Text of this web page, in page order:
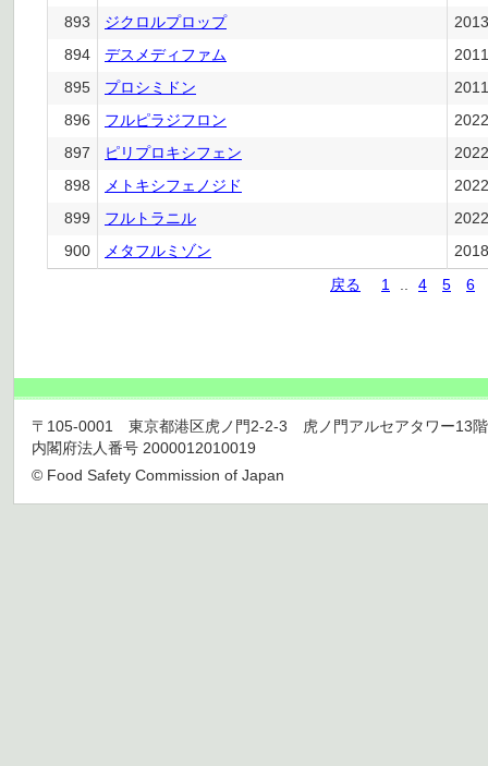
893 ジクロルプロップ
894
デスメディファム
895
プロシミドン
896
フルピラジフロン
897
ピリプロキシフェン
898
メトキシフェノジド
899
フルトラニル
900
メタフルミゾン
戻る 1 .. 4 5 6
〒105-0001 東京都港区虎ノ門2-2-3 虎ノ門アルセアタワー13
内閣府法人番号 2000012010019
© Food Safety Commission of Japan